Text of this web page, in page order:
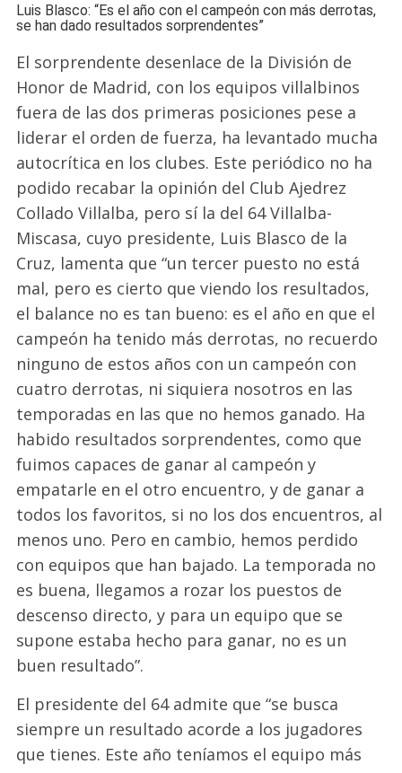
Luis Blasco: “Es el año con el campeón con más derrotas,
se han dado resultados sorprendentes”
El sorprendente desenlace de la División de
Honor de Madrid, con los equipos villalbinos
fuera de las dos primeras posiciones pese a
liderar el orden de fuerza, ha levantado mucha
autocrítica en los clubes. Este periódico no ha
podido recabar la opinión del Club Ajedrez
Collado Villalba, pero sí la del 64 Villalba-
Miscasa, cuyo presidente, Luis Blasco de la
Cruz, lamenta que “un tercer puesto no está
mal, pero es cierto que viendo los resultados,
el balance no es tan bueno: es el año en que el
campeón ha tenido más derrotas, no recuerdo
ninguno de estos años con un campeón con
cuatro derrotas, ni siquiera nosotros en las
temporadas en las que no hemos ganado. Ha
habido resultados sorprendentes, como que
fuimos capaces de ganar al campeón y
empatarle en el otro encuentro, y de ganar a
todos los favoritos, si no los dos encuentros, al
menos uno. Pero en cambio, hemos perdido
con equipos que han bajado. La temporada no
es buena, llegamos a rozar los puestos de
descenso directo, y para un equipo que se
supone estaba hecho para ganar, no es un
buen resultado”.
El presidente del 64 admite que “se busca
siempre un resultado acorde a los jugadores
que tienes. Este año teníamos el equipo más